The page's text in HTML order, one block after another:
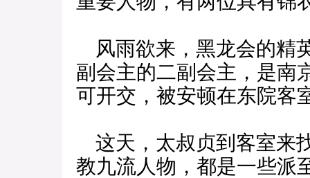
风雨欲来，黑龙会的精
副会主的二副会主，是南
可开交，被安顿在东院客
这天，太叔贞到客室来
教九流人物，都是一些派